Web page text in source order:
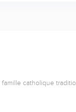
catholique